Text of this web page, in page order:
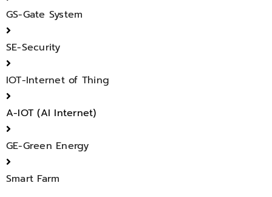
GS-Gate System
SE-Security
IOT-Internet of Thing
A-IOT (AI Internet)
GE-Green Energy
Smart Farm